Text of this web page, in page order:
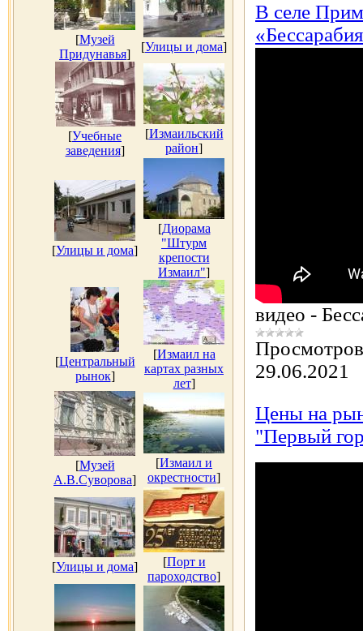
[Музей
Придунавья]
[Улицы и дома]
[Учебные
заведения]
[Измаильский
район]
[Улицы и дома]
[Диорама
"Штурм
крепости
Измаил"]
[Центральный
рынок]
[Измаил на
картах разных
лет]
[Музей
А.В.Суворова]
[Измаил и
окрестности]
[Улицы и дома] [Порт и
пароходство]
В селе
видео -
29.06.2021
Цены на
"Первый